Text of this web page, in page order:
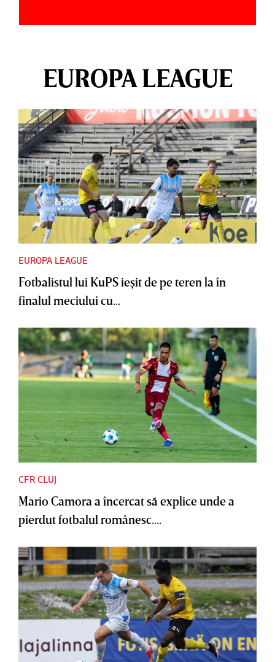
EUROPA LEAGUE
EUROPA LEAGUE
Fotbalistul lui KuPS ieşit de pe teren la în
finalul meciului cu...
CFR CLUJ
Mario Camora a încercat să explice unde a
pierdut fotbalul românesc....